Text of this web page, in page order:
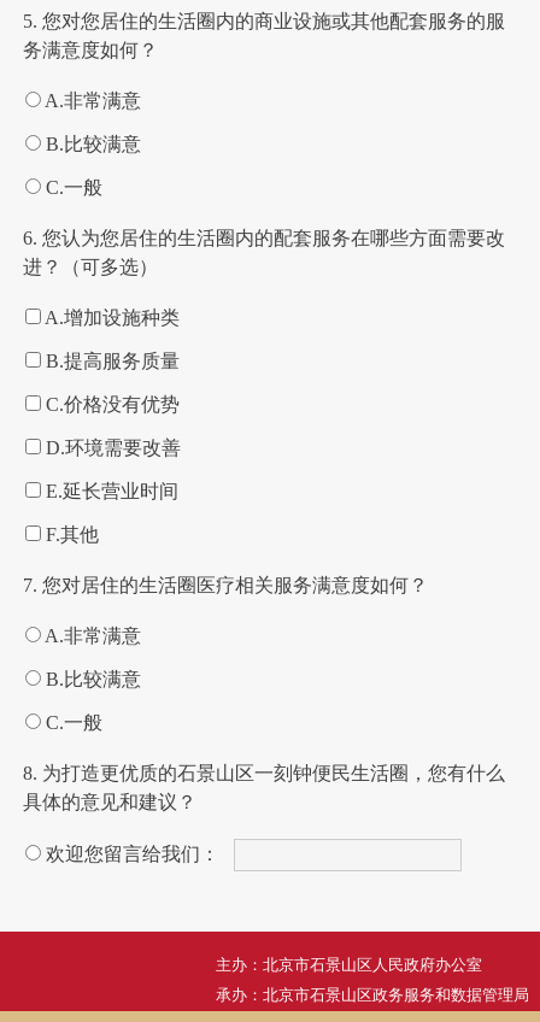
5. 您对您居住的生活圈内的商业设施或其他配套服务的服
务满意度如何？
A.非常满意
B.比较满意
C.一般
6. 您认为您居住的生活圈内的配套服务在哪些方面需要改
进？（可多选）
A.增加设施种类
B.提高服务质量
C.价格没有优势
D.环境需要改善
E.延长营业时间
F.其他
7. 您对居住的生活圈医疗相关服务满意度如何？
A.非常满意
B.比较满意
C.一般
8. 为打造更优质的石景山区一刻钟便民生活圈，您有什么
具体的意见和建议？
欢迎您留言给我们：
主办：北京市石景山区人民政府办公室
承办：北京市石景山区政务服务和数据管理局